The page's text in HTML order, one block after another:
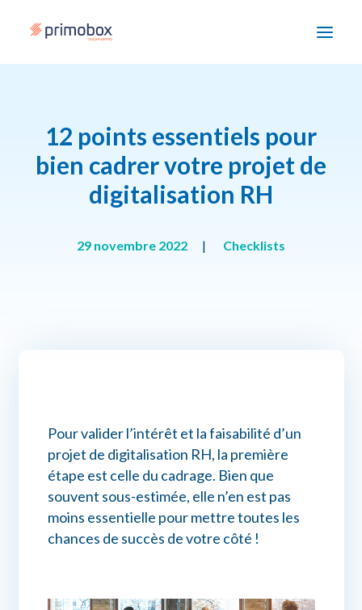
Solutions
Enjeux
Accompagnement
Ressources
Assistance myPrimobox
12 points essentiels pour
bien cadrer votre projet de
digitalisation RH
29 novembre 2022 | Checklists
Pour valider l’intérêt et la faisabilité d’un
projet de digitalisation RH, la première
étape est celle du cadrage. Bien que
souvent sous-estimée, elle n’en est pas
moins essentielle pour mettre toutes les
chances de succès de votre côté !